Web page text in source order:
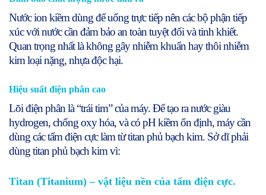
Nước ion kiềm dùng để uống trực tiếp nên các bộ phận tiếp
xúc với nước cần đảm bảo an toàn tuyệt đối và tinh khiết.
Quan trọng nhất là không gây nhiễm khuẩn hay thôi nhiễm
kim loại nặng, nhựa độc hại.
Hiệu suất điện phân cao
Lõi điện phân là “trái tim” của máy. Để tạo ra nước giàu
hydrogen, chống oxy hóa, và có pH kiềm ổn định, máy cần
dùng các tấm điện cực làm từ titan phủ bạch kim. Sở dĩ phải
dùng titan phủ bạch kim vì:
Titan (Titanium) – vật liệu nền của tấm điện cực.